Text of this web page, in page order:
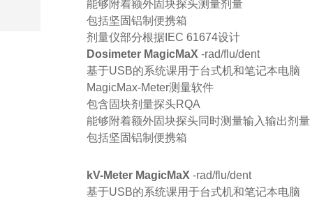
能够附着额外固块探头测量剂量
包括坚固铝制便携箱
剂量仪部分根据IEC 61674设计
Dosimeter MagicMaX -rad/flu/dent
基于USB的系统课用于台式机和笔记本电脑
MagicMax-Meter测量软件
包含固块剂量探头RQA
能够附着额外固块探头同时测量输入输出剂量
包括坚固铝制便携箱
kV-Meter MagicMaX -rad/flu/dent
基于USB的系统课用于台式机和笔记本电脑